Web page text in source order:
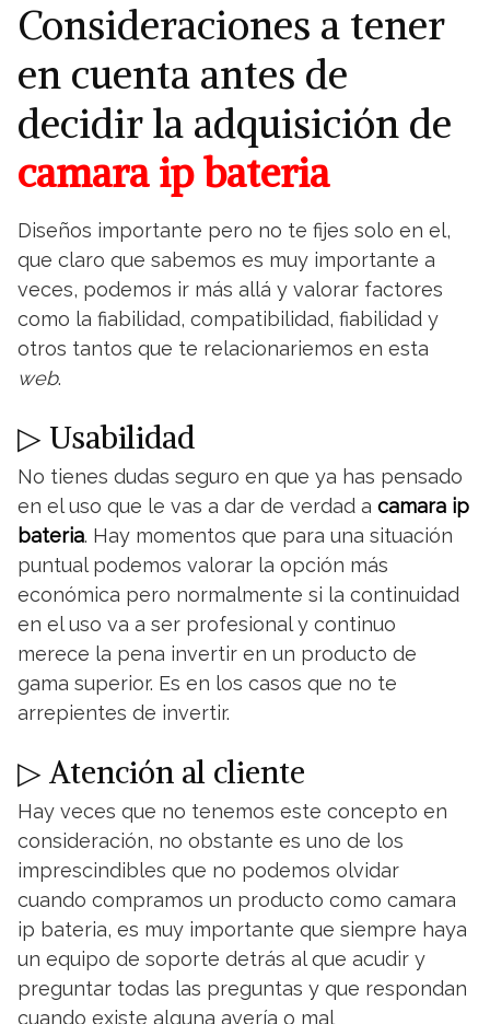
Consideraciones a tener
en cuenta antes de
decidir la adquisición de
camara ip bateria
Diseños importante pero no te fijes solo en el,
que claro que sabemos es muy importante a
veces, podemos ir más allá y valorar factores
como la fiabilidad, compatibilidad, fiabilidad y
otros tantos que te relacionariemos en esta
web.
▷ Usabilidad
No tienes dudas seguro en que ya has pensado
en el uso que le vas a dar de verdad a camara ip
bateria. Hay momentos que para una situación
puntual podemos valorar la opción más
económica pero normalmente si la continuidad
en el uso va a ser profesional y continuo
merece la pena invertir en un producto de
gama superior. Es en los casos que no te
arrepientes de invertir.
▷ Atención al cliente
Hay veces que no tenemos este concepto en
consideración, no obstante es uno de los
imprescindibles que no podemos olvidar
cuando compramos un producto como camara
ip bateria, es muy importante que siempre haya
un equipo de soporte detrás al que acudir y
preguntar todas las preguntas y que respondan
cuando existe alguna avería o mal